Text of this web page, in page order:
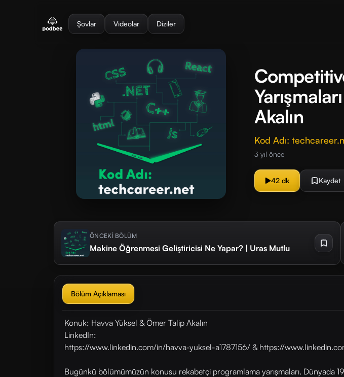
Şovlar Videolar Diziler
Akalın
Kod Adı:
3 yıl önce
42 dk Kaydet
ÖNCEKİ BÖLÜM
Makine Öğrenmesi Geliştiricisi Ne Yapar? | Uras Mutlu
Bölüm Açıklaması
Konuk: Havva Yüksel & Ömer Talip Akalın
LinkedIn:
https://www.linkedin.com/in/havva-yuksel-a1787156/ & https://
Bugünkü bölümümüzün konusu rekabetçi programlama yarışmaları. Dünyada